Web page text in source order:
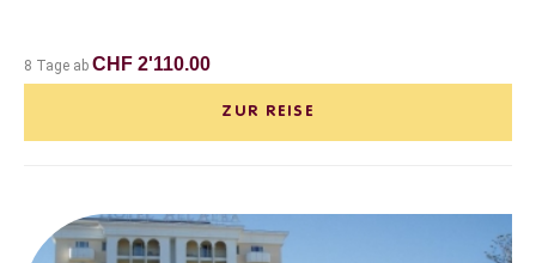
8 Tage ab CHF 2'110.00
ZUR REISE